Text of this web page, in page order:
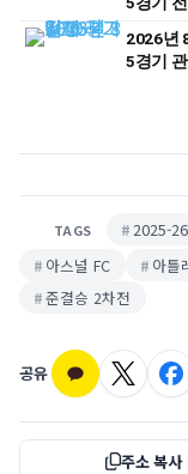
2026년
5경기
TAGS 2025-
아스널 FC
아틀
준결승 2차전
공유
주소 복사